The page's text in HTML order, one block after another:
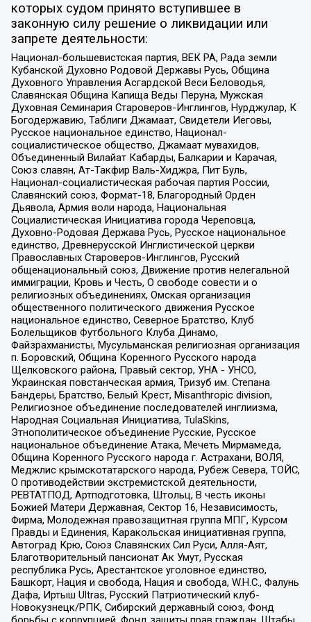
которых судом принято вступившее в
законную силу решение о ликвидации или
запрете деятельности:
Национал-большевистская партия, ВЕК РА, Рада земли
Кубанской Духовно Родовой Державы Русь, Община
Духовного Управления Асгардской Веси Беловодья,
Славянская Община Капища Веды Перуна, Мужская
Духовная Семинария Староверов-Инглингов, Нурджулар, К
Богодержавию, Таблиги Джамаат, Свидетели Иеговы,
Русское национальное единство, Национал-
социалистическое общество, Джамаат мувахидов,
Объединенный Вилайат Кабарды, Балкарии и Карачая,
Союз славян, Ат-Такфир Валь-Хиджра, Пит Буль,
Национал-социалистическая рабочая партия России,
Славянский союз, Формат-18, Благородный Орден
Дьявола, Армия воли народа, Национальная
Социалистическая Инициатива города Череповца,
Духовно-Родовая Держава Русь, Русское национальное
единство, Древнерусской Инглистической церкви
Православных Староверов-Инглингов, Русский
общенациональный союз, Движение против нелегальной
иммиграции, Кровь и Честь, О свободе совести и о
религиозных объединениях, Омская организация
общественного политического движения Русское
национальное единство, Северное Братство, Клуб
Болельщиков Футбольного Клуба Динамо,
Файзрахманисты, Мусульманская религиозная организация
п. Боровский, Община Коренного Русского народа
Щелковского района, Правый сектор, УНА - УНСО,
Украинская повстанческая армия, Тризуб им. Степана
Бандеры, Братство, Белый Крест, Misanthropic division,
Религиозное объединение последователей инглиизма,
Народная Социальная Инициатива, TulaSkins,
Этнополитическое объединение Русские, Русское
национальное объединение Атака, Мечеть Мирмамеда,
Община Коренного Русского народа г. Астрахани, ВОЛЯ,
Меджлис крымскотатарского народа, Рубеж Севера, ТОЙС,
О противодействии экстремистской деятельности,
РЕВТАТПОД, Артподготовка, Штольц, В честь иконы
Божией Матери Державная, Сектор 16, Независимость,
Фирма, Молодежная правозащитная группа МПГ, Курсом
Правды и Единения, Каракольская инициативная группа,
Автоград Крю, Союз Славянских Сил Руси, Алля-Аят,
Благотворительный пансионат Ак Умут, Русская
республика Русь, Арестантское уголовное единство,
Башкорт, Нация и свобода, Нация и свобода, W.H.С., Фалунь
Дафа, Иртыш Ultras, Русский Патриотический клуб-
Новокузнецк/РПК, Сибирский державный союз, Фонд